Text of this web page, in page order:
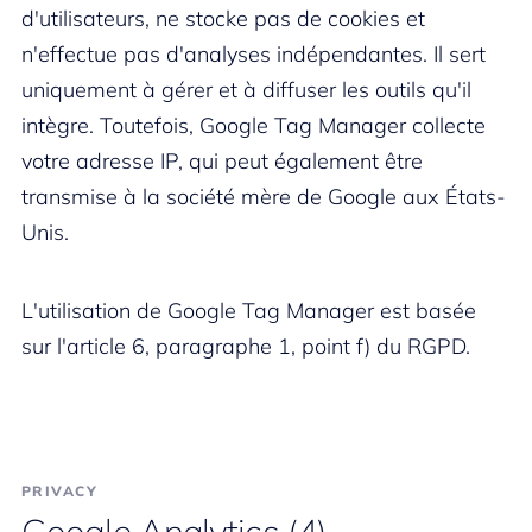
d'utilisateurs, ne stocke pas de cookies et
n'effectue pas d'analyses indépendantes. Il sert
uniquement à gérer et à diffuser les outils qu'il
intègre. Toutefois, Google Tag Manager collecte
votre adresse IP, qui peut également être
transmise à la société mère de Google aux États-
Unis.
L'utilisation de Google Tag Manager est basée
sur l'article 6, paragraphe 1, point f) du RGPD.
PRIVACY